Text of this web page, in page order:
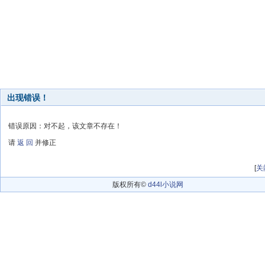
出现错误！
错误原因：对不起，该文章不存在！
请 返 回 并修正
[关
版权所有© d44l小说网